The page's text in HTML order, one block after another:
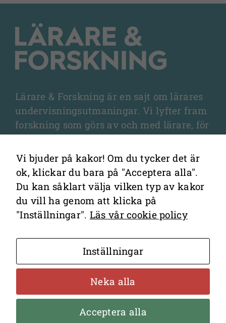
Lärare & Forskning är en sajt om lärares
undervisningsutmaningar. Vi lyfter fram
forskning som görs av och med lärare, för
lärare, och som fördjupar olika aspekter
av undervisningen och elevernas
lärande.
Kontakta redaktionen
Hantering av personuppgifter
Vi bjuder på kakor! Om du tycker det är
ok, klickar du bara på "Acceptera alla".
Du kan såklart välja vilken typ av kakor
du vill ha genom att klicka på
"Inställningar". Läs vår cookie policy
Inställningar
Neka alla
Acceptera alla